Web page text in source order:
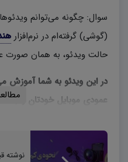
سوال: چگونه می‌توانم
(گوشی) گرفته‌ام در نرم‌افزار
حالت ویدئو، به همان صورت
در این ویدئو به شما آموزش
نوشته